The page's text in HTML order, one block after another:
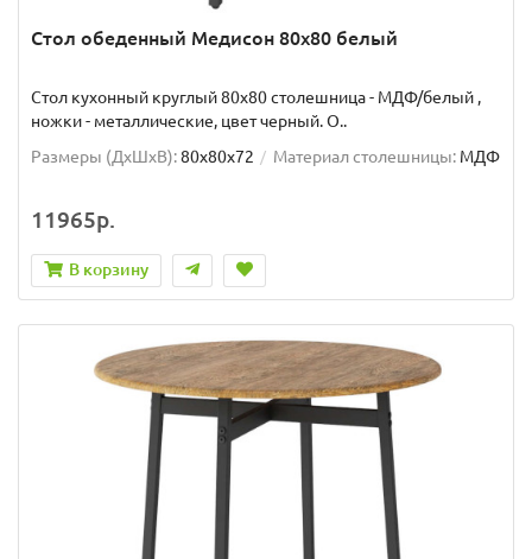
Стол обеденный Медисон 80х80 белый
Стол кухонный круглый 80х80 столешница - МДФ/белый ,
ножки - металлические, цвет черный. О..
Размеры (ДхШxВ):80х80х72 Материал столешницы: МДФ
11965р.
В корзину